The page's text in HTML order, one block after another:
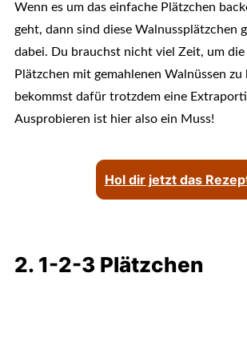
Wenn es um das einfache Plätzchen
geht, dann sind diese Walnussplätzchen
dabei. Du brauchst nicht viel Zeit, um
Plätzchen mit gemahlenen Walnüssen zu
bekommst dafür trotzdem eine
Ausprobieren ist hier also ein Muss!
Hol dir jetzt das
2. 1-2-3 Plätzchen